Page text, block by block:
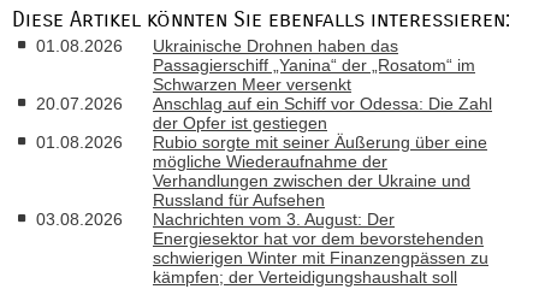
Diese Artikel könnten Sie ebenfalls interessieren:
01.08.2026
Ukrainische Drohnen haben das
Passagierschiff „Yanina“ der „Rosatom“ im
Schwarzen Meer versenkt
20.07.2026
Anschlag auf ein Schiff vor Odessa: Die Zahl
der Opfer ist gestiegen
01.08.2026
Rubio sorgte mit seiner Äußerung über eine
mögliche Wiederaufnahme der
Verhandlungen zwischen der Ukraine und
Russland für Aufsehen
03.08.2026
Nachrichten vom 3. August: Der
Energiesektor hat vor dem bevorstehenden
schwierigen Winter mit Finanzengpässen zu
kämpfen; der Verteidigungshaushalt soll